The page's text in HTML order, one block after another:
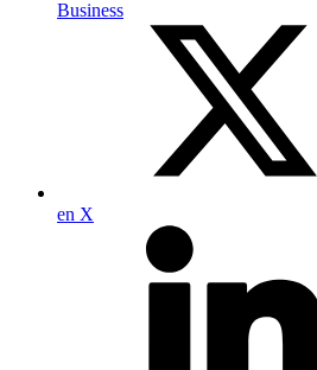
Business
en X